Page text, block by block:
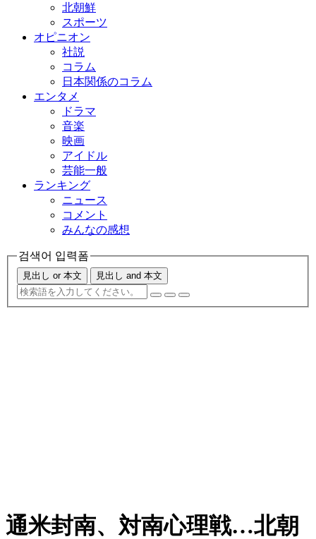
北朝鮮
スポーツ
オピニオン
社説
コラム
日本関係のコラム
エンタメ
ドラマ
音楽
映画
アイドル
芸能一般
ランキング
ニュース
コメント
みんなの感想
검색어 입력폼
見出し or 本文 見出し and 本文
通米封南、対南心理戦…北朝